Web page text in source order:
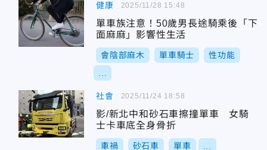
健康
單車族注意！50歲男長途騎乘後「下
面麻麻」影響性生活
會陰部麻木 單車騎士 性功能
2025/11/28 15:48
社會
影/新北中和砂石車擦撞單車 女騎
士卡車底全身骨折
車禍 砂石車 單車
2025/11/24 18:58